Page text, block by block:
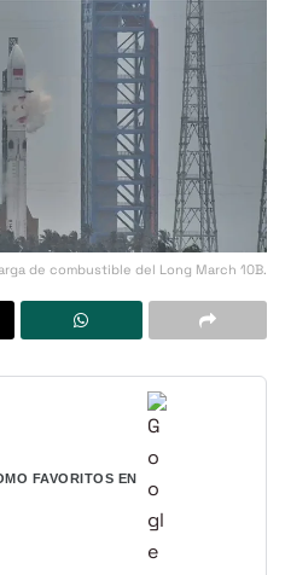
de combustible del Long March 10B.
FAVORITOS EN